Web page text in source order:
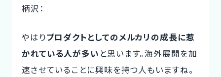
柄沢：
やはりプロダクトとしてのメルカリの成長に惹
かれている人が多い と思います。海外展開を加
速させていることに興味を持つ人もいますね。